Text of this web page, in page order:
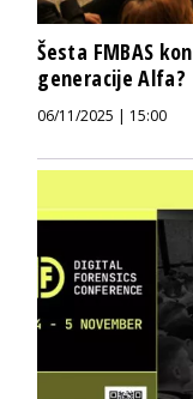
Šesta FMBAS
generacije Alfa?
06/11/2025 | 15:00